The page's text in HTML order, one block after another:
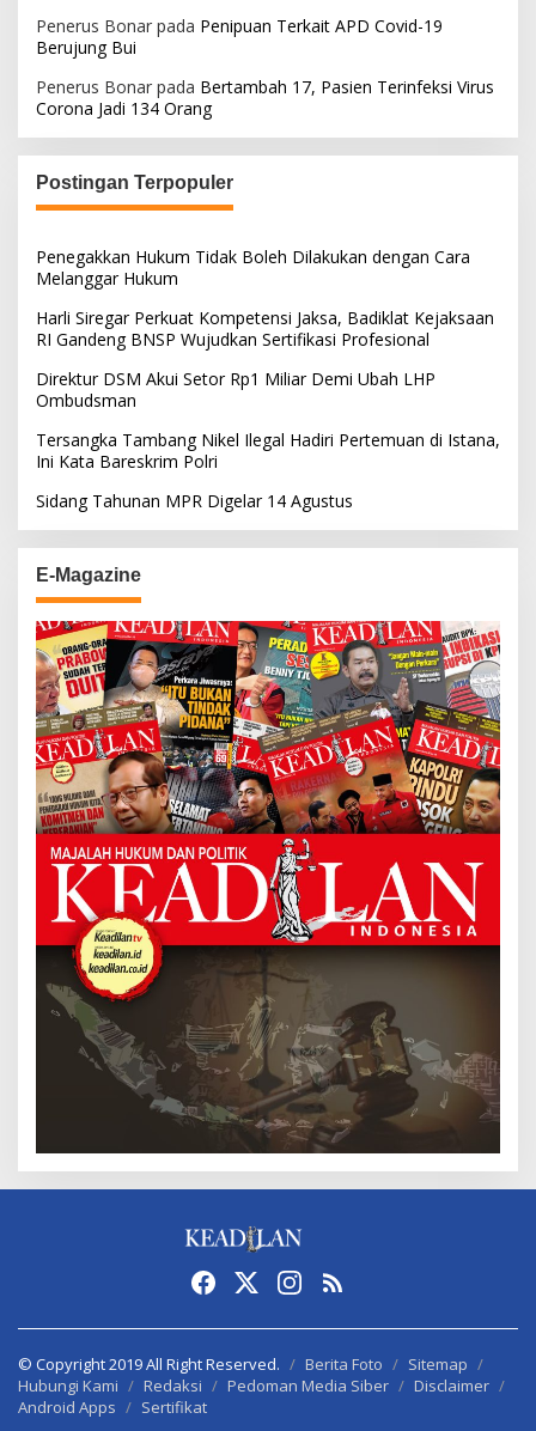
Penerus Bonar pada Penipuan Terkait APD Covid-19
Berujung Bui
Penerus Bonar pada Bertambah 17, Pasien Terinfeksi Virus
Corona Jadi 134 Orang
Postingan Terpopuler
Penegakkan Hukum Tidak Boleh Dilakukan dengan Cara
Melanggar Hukum
Harli Siregar Perkuat Kompetensi Jaksa, Badiklat Kejaksaan
RI Gandeng BNSP Wujudkan Sertifikasi Profesional
Direktur DSM Akui Setor Rp1 Miliar Demi Ubah LHP
Ombudsman
Tersangka Tambang Nikel Ilegal Hadiri Pertemuan di Istana,
Ini Kata Bareskrim Polri
Sidang Tahunan MPR Digelar 14 Agustus
E-Magazine
© Copyright 2019 All Right Reserved. Berita Foto
Sitemap
Hubungi Kami
Redaksi Pedoman Media Siber
Disclaimer
Android Apps
Sertifikat